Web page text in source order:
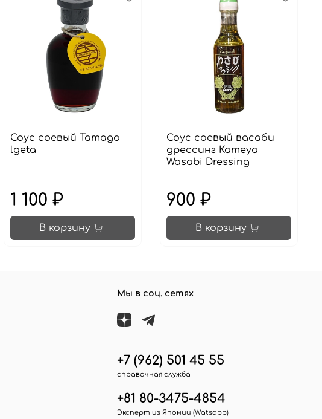
Соус соевый Tamago
lgeta
1 100 ₽
В корзину
Соус соевый васаби
дрессинг Kameya
Wasabi Dressing
900 ₽
В корзину
Мы в соц. сетях
+7 (962) 501 45 55
справочная служба
+81 80-3475-4854
Эксперт из Японии (Watsapp)